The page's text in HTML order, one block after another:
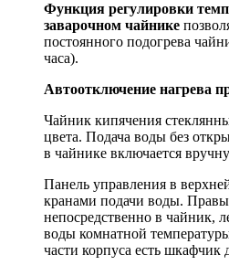
Функция регулировки
заварочном чайнике
постоянного подогрева
часа).
Автоотключение нагрева
Чайник кипячения
цвета. Подача воды без
в чайнике включается
Панель управления в
кранами подачи воды.
непосредственно в чайник,
воды комнатной
части корпуса есть шкафчик